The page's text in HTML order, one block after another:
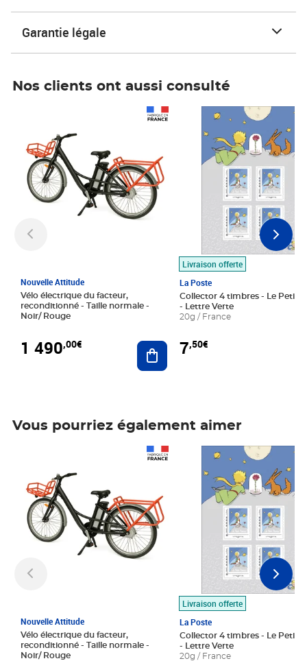
Garantie légale
Nos clients ont aussi consulté
Nouvelle Attitude
Vélo électrique du facteur,
reconditionné - Taille normale -
Noir/ Rouge
1 490,00€ Ajouter au panier
Livraison offerte
La Poste
Collector 4 timbres - Le Petit
- Lettre Verte
20g / France
7,50€
Prix 7,50€
Vous pourriez également aimer
Nouvelle Attitude
Vélo électrique du facteur,
reconditionné - Taille normale -
Noir/ Rouge
Livraison offerte
La Poste
Collector 4 timbres - Le Petit
- Lettre Verte
20g / France
Prix 7,50€